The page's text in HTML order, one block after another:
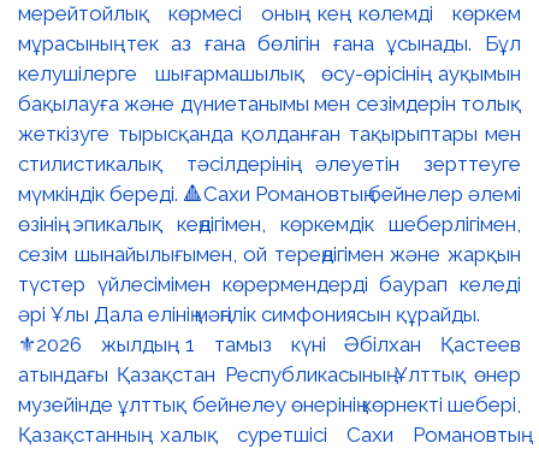
⚜️2026 жылдың 1 тамыз күні Әбілхан Қастеев
атындағы Қазақстан Республикасының Ұлттық өнер
музейінде ұлттық бейнелеу өнерінің көрнекті шебері,
Қазақстанның халық суретшісі Сахи Романовтың